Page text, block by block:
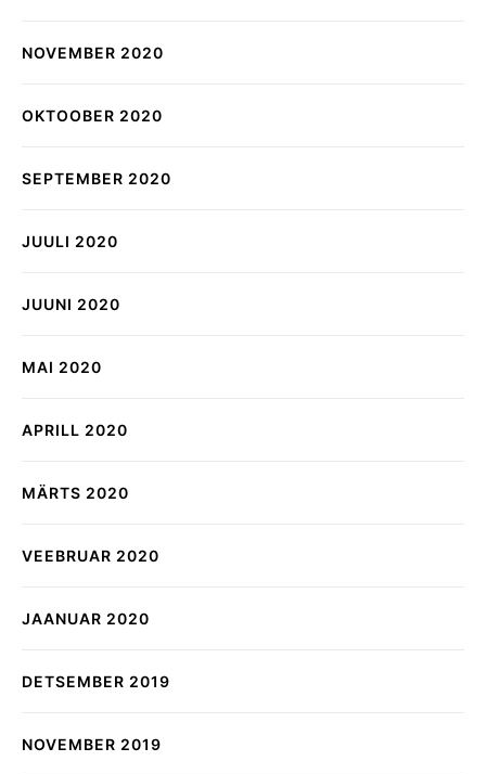
NOVEMBER 2020
OKTOOBER 2020
SEPTEMBER 2020
JUULI 2020
JUUNI 2020
MAI 2020
APRILL 2020
MÄRTS 2020
VEEBRUAR 2020
JAANUAR 2020
DETSEMBER 2019
NOVEMBER 2019